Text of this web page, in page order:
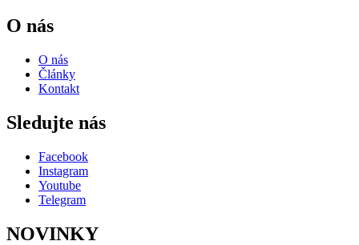
O nás
O nás
Články
Kontakt
Sledujte nás
Facebook
Instagram
Youtube
Telegram
NOVINKY